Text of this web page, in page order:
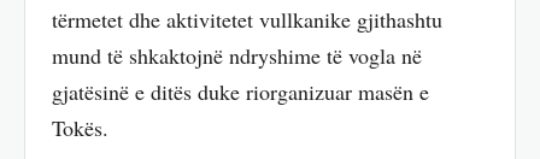
tërmetet dhe aktivitetet vullkanike gjithashtu
mund të shkaktojnë ndryshime të vogla në
gjatësinë e ditës duke riorganizuar masën e
Tokës.